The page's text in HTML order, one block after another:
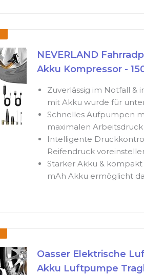
NEVERLAND
Akku Kompressor -
Zuverlässig im Notfall &
mit Akku wurde für
Schnelles Aufpumpen
maximalen Arbeitsdruck
Intelligente
Reifendruck
Starker Akku &
mAh Akku ermöglicht
Oasser Elektrische
Akku Luftpumpe